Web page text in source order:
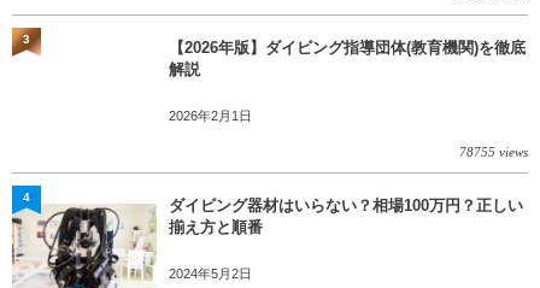
【2026年版】ダイビング指導団体(教育機関)を徹底
解説
2026年2月1日
78755 views
3
ダイビング器材はいらない？相場100万円？正しい
揃え方と順番
2024年5月2日
4